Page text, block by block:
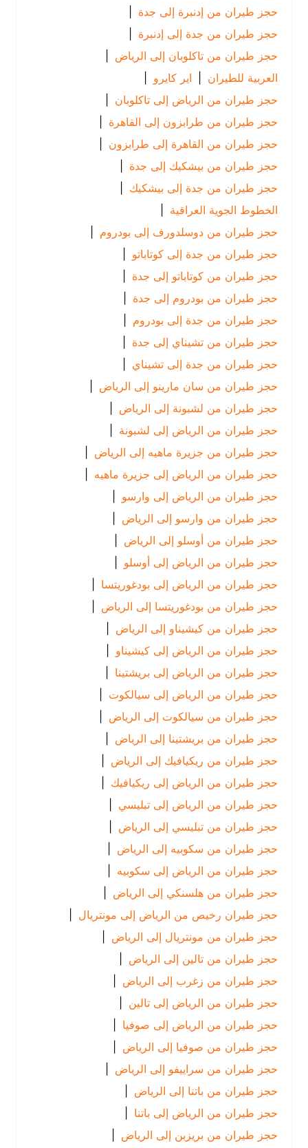
حجز طيران من إدنبرة إلى جدة
حجز طيران من جدة إلى إدنبرة |
حجز طيران من تاكلوبان إلى الرياض
|
العربية للطيران | اير كايرو
|
حجز طيران من الرياض إلى تاكلوبان |
حجز طيران من طرابزون إلى القاهرة |
حجز طيران من القاهرة إلى طرابزون |
حجز طيران من بيشكيك إلى جدة
حجز طيران من جدة إلى بيشكيك |
الخطوط الجوية العراقية
حجز طيران من دوسلدورف إلى بودروم |
حجز طيران من جدة إلى كوتاباتو |
حجز طيران من كوتاباتو إلى جدة
حجز طيران من بودروم إلى جدة
حجز طيران من جدة إلى بودروم |
حجز طيران من تشيناي إلى جدة
حجز طيران من جدة إلى تشيناي |
حجز طيران من سان مارينو إلى الرياض
|
حجز طيران من لشبونة إلى الرياض
|
حجز طيران من الرياض إلى لشبونة |
حجز طيران من جزيرة ماهيه إلى الرياض
|
حجز طيران من الرياض إلى جزيرة ماهيه |
حجز طيران من الرياض إلى وارسو
|
حجز طيران من وارسو إلى الرياض
|
حجز طيران من أوسلو إلى الرياض
|
حجز طيران من الرياض إلى أوسلو
|
حجز طيران من الرياض إلى بودغوريتسا
|
حجز طيران من بودغوريتسا إلى الرياض
|
حجز طيران من كيشيناو إلى الرياض
|
حجز طيران من الرياض إلى كيشيناو |
حجز طيران من الرياض إلى بريشتينا |
حجز طيران من الرياض إلى سيالكوت |
حجز طيران من سيالكوت إلى الرياض
|
حجز طيران من بريشتينا إلى الرياض
|
حجز طيران من ريكيافيك إلى الرياض
|
حجز طيران من الرياض إلى ريكيافيك |
حجز طيران من الرياض إلى تبليسي |
حجز طيران من تبليسي إلى الرياض
|
حجز طيران من سكوبيه إلى الرياض
|
حجز طيران من الرياض إلى سكوبيه |
حجز طيران من هلسنكي إلى الرياض
|
حجز طيران رخيص من الرياض إلى مونتريال |
حجز طيران من مونتريال إلى الرياض
|
حجز طيران من تالين إلى الرياض
|
حجز طيران من زغرب إلى الرياض
|
حجز طيران من الرياض إلى تالين
|
حجز طيران من الرياض إلى صوفيا
|
حجز طيران من صوفيا إلى الرياض
|
حجز طيران من سراييفو إلى الرياض
|
حجز طيران من باتنا إلى الرياض
|
حجز طيران من الرياض إلى باتنا |
حجز طيران من بريزبن إلى الرياض
|